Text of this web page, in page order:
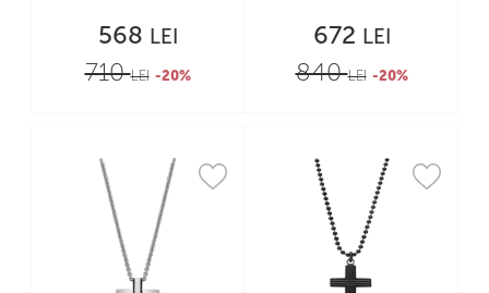
568 LEI
710LEI -20%
672 LEI
840LEI -20%